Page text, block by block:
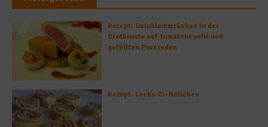
Rezept: Deichlammrücken in der
Brotkruste auf Tomatenconfit und
gefüllten Poveraden
Rezept: Lachs-Ei-Röllchen